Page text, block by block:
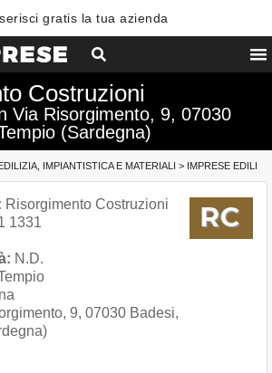
gratis la tua azienda
Costruzioni
Via Risorgimento, 9, 07030
(Sardegna)
IMPIANTISTICA E MATERIALI > IMPRESE EDILI
Risorgimento Costruzioni
1331
N.D.
9, 07030 Badesi,